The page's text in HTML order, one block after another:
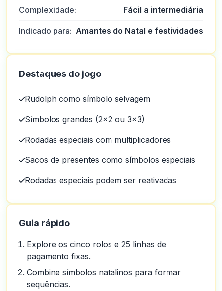
Complexidade: Fácil a intermediária
Indicado para: Amantes do Natal e festividades
Destaques do jogo
Rudolph como símbolo selvagem
Símbolos grandes (2x2 ou 3x3)
Rodadas especiais com multiplicadores
Sacos de presentes como símbolos especiais
Rodadas especiais podem ser reativadas
Guia rápido
Explore os cinco rolos e 25 linhas de
pagamento fixas.
Combine símbolos natalinos para formar
sequências.